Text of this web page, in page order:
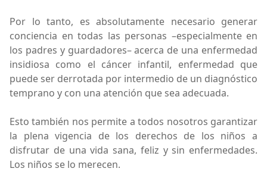
Por lo tanto, es absolutamente necesario generar
conciencia en todas las personas –especialmente en
los padres y guardadores– acerca de una enfermedad
insidiosa como el cáncer infantil, enfermedad que
puede ser derrotada por intermedio de un diagnóstico
temprano y con una atención que sea adecuada.
Esto también nos permite a todos nosotros garantizar
la plena vigencia de los derechos de los niños a
disfrutar de una vida sana, feliz y sin enfermedades.
Los niños se lo merecen.